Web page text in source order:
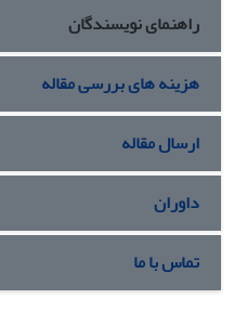
راهنمای نویسندگان
هزینه های بررسی مقاله
ارسال مقاله
داوران
تماس با ما